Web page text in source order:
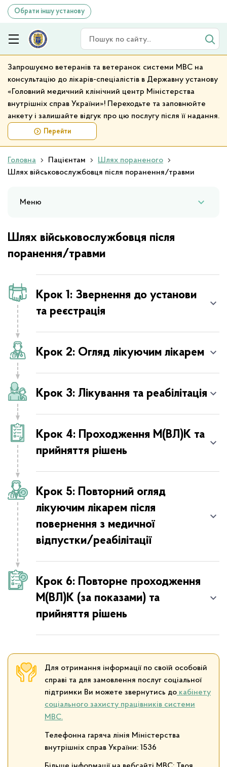
Обрати іншу установу
Запрошуємо ветеранів та ветеранок системи МВС на
консультацію до лікарів-спеціалістів в Державну установу
«Головний медичний клінічний центр Міністерства
внутрішніх справ України»! Переходьте та заповнюйте
анкету і залишайте відгук про цю послугу після її надання.
Перейти
Головна Пацієнтам
Шлях пораненого
Шлях військовослужбовця після поранення/травми
Меню
пацієнта
Шлях військовослужбовця після
поранення/травми
Шлях поліцейського після поранення/травми
Пам’ятай про підтримку
Шлях військовослужбовця після
поранення/травми
Крок 1: Звернення до установи
та реєстрація
Крок 2: Огляд лікуючим лікарем
Крок 3: Лікування та реабілітація
Крок 4: Проходження М(ВЛ)К та
прийняття рішень
Крок 5: Повторний огляд
лікуючим лікарем після
повернення з медичної
відпустки/реабілітації
Крок 6: Повторне проходження
М(ВЛ)К (за показами) та
прийняття рішень
Для отримання інформації по своїй особовій
справі та для замовлення послуг соціальної
підтримки Ви можете звернутись до кабінету
соціального захисту працівників системи
МВС.
Телефонна гаряча лінія Міністерства
внутрішніх справ України: 1536